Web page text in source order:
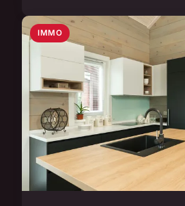
IMMO